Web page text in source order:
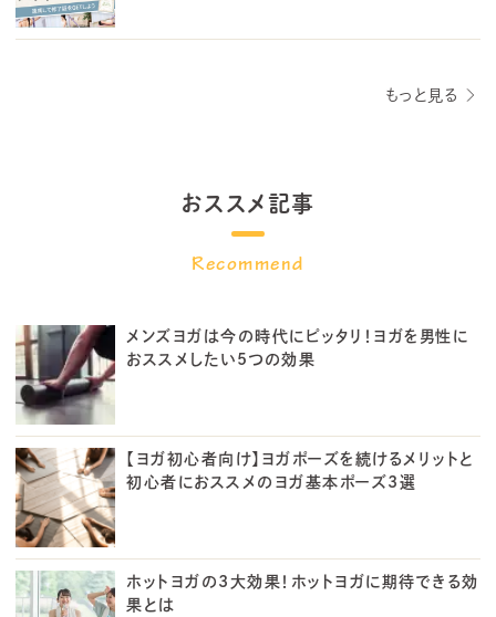
もっと見る
おススメ記事
メンズヨガは今の時代にピッタリ！ヨガを男性に
おススメしたい5つの効果
【ヨガ初心者向け】ヨガポーズを続けるメリットと
初心者におススメのヨガ基本ポーズ3選
ホットヨガの3大効果！ホットヨガに期待できる効
果とは